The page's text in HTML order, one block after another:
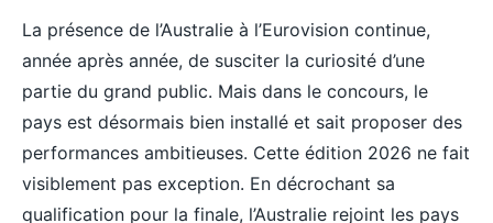
La présence de l’Australie à l’Eurovision continue,
année après année, de susciter la curiosité d’une
partie du grand public. Mais dans le concours, le
pays est désormais bien installé et sait proposer des
performances ambitieuses. Cette édition 2026 ne fait
visiblement pas exception. En décrochant sa
qualification pour la finale, l’Australie rejoint les pays